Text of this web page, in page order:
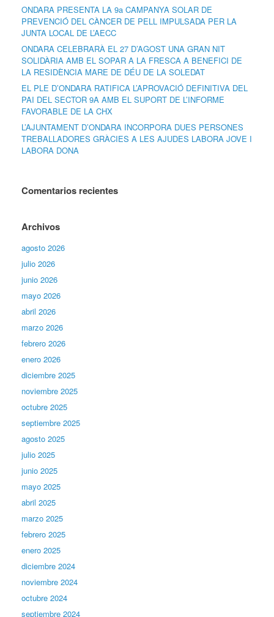
ONDARA PRESENTA LA 9a CAMPANYA SOLAR DE
PREVENCIÓ DEL CÀNCER DE PELL IMPULSADA PER LA
JUNTA LOCAL DE L’AECC
ONDARA CELEBRARÀ EL 27 D’AGOST UNA GRAN NIT
SOLIDÀRIA AMB EL SOPAR A LA FRESCA A BENEFICI DE
LA RESIDÈNCIA MARE DE DÉU DE LA SOLEDAT
EL PLE D’ONDARA RATIFICA L’APROVACIÓ DEFINITIVA DEL
PAI DEL SECTOR 9A AMB EL SUPORT DE L’INFORME
FAVORABLE DE LA CHX
L’AJUNTAMENT D’ONDARA INCORPORA DUES PERSONES
TREBALLADORES GRÀCIES A LES AJUDES LABORA JOVE I
LABORA DONA
Comentarios recientes
Archivos
agosto 2026
julio 2026
junio 2026
mayo 2026
abril 2026
marzo 2026
febrero 2026
enero 2026
diciembre 2025
noviembre 2025
octubre 2025
septiembre 2025
agosto 2025
julio 2025
junio 2025
mayo 2025
abril 2025
marzo 2025
febrero 2025
enero 2025
diciembre 2024
noviembre 2024
octubre 2024
septiembre 2024